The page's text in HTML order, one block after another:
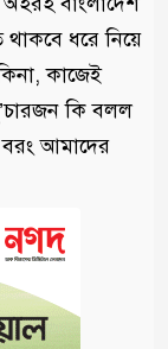
ধরে নিয়ে
কাজেই
কি বলল
আমাদের